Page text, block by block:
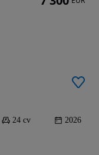
24 cv 2026